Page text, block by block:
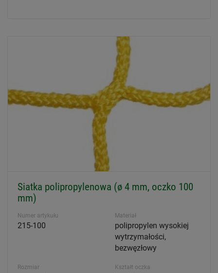
Siatka polipropylenowa (ø 4 mm, oczko 100
mm)
Numer artykułu
215-100
Materiał
polipropylen wysokiej
wytrzymałości,
bezwęzłowy
Rozmiar Kształt oczka